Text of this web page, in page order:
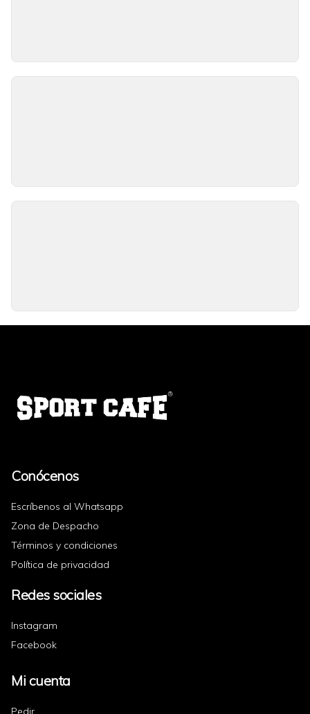
Conócenos
Escríbenos al Whatsapp
Zona de Despacho
Términos y condiciones
Política de privacidad
Redes sociales
Instagram
Facebook
Mi cuenta
Pedir